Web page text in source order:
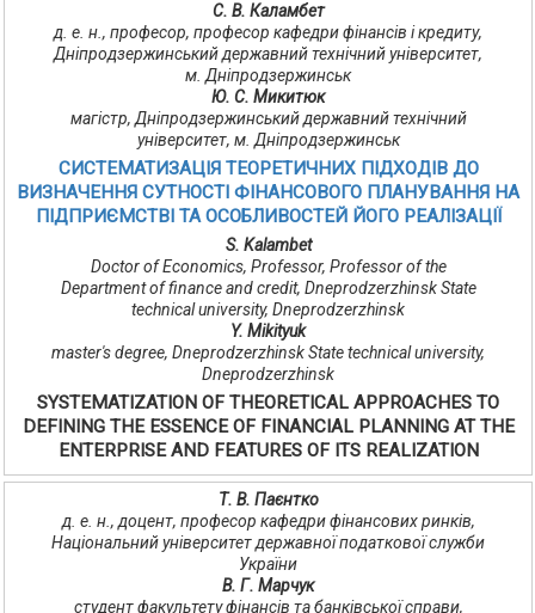
С. В. Каламбет
д. е. н., професор, професор кафедри фінансів і кредиту,
Дніпродзержинський державний технічний університет,
м. Дніпродзержинськ
Ю. С. Микитюк
магістр, Дніпродзержинський державний технічний
університет, м. Дніпродзержинськ
СИСТЕМАТИЗАЦІЯ ТЕОРЕТИЧНИХ ПІДХОДІВ ДО
ВИЗНАЧЕННЯ СУТНОСТІ ФІНАНСОВОГО ПЛАНУВАННЯ НА
ПІДПРИЄМСТВІ ТА ОСОБЛИВОСТЕЙ ЙОГО РЕАЛІЗАЦІЇ
S. Kalambet
Doctor of Economics, Professor, Professor of the
Department of finance and credit, Dneprodzerzhinsk State
technical university, Dneprodzerzhinsk
Y. Mikityuk
master's degree, Dneprodzerzhinsk State technical university,
Dneprodzerzhinsk
SYSTEMATIZATION OF THEORETICAL APPROACHES TO
DEFINING THE ESSENCE OF FINANCIAL PLANNING AT THE
ENTERPRISE AND FEATURES OF ITS REALIZATION
Т. В. Паєнтко
д. е. н., доцент, професор кафедри фінансових ринків,
Національний університет державної податкової служби
України
В. Г. Марчук
студент факультету фінансів та банківської справи,